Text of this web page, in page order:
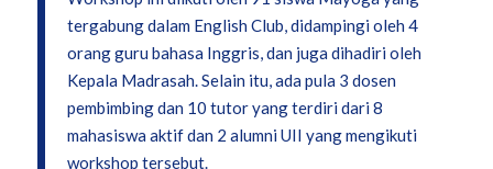
tergabung dalam English Club, didampingi oleh 4
orang guru bahasa Inggris, dan juga dihadiri oleh
Kepala Madrasah. Selain itu, ada pula 3 dosen
pembimbing dan 10 tutor yang terdiri dari 8
mahasiswa aktif dan 2 alumni UII yang mengikuti
workshop tersebut.